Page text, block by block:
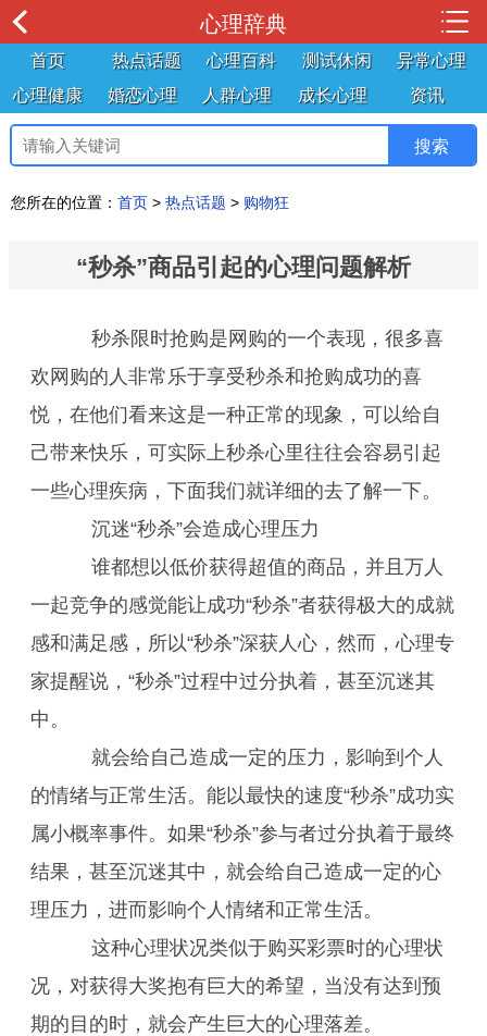
心理辞典
首页 热点话题 心理百科 测试休闲
异常心理
心理健康
婚恋心理 人群心理 成长心理 资讯
您所在的位置： 首页 > 热点话题 > 购物狂
“秒杀”商品引起的心理问题解析
秒杀限时抢购是网购的一个表现，很多喜
欢网购的人非常乐于享受秒杀和抢购成功的喜
悦，在他们看来这是一种正常的现象，可以给自
己带来快乐，可实际上秒杀心里往往会容易引起
一些心理疾病，下面我们就详细的去了解一下。
沉迷“秒杀”会造成心理压力
谁都想以低价获得超值的商品，并且万人
一起竞争的感觉能让成功“秒杀”者获得极大的成就
感和满足感，所以“秒杀”深获人心，然而，心理专
家提醒说，“秒杀”过程中过分执着，甚至沉迷其
中。
就会给自己造成一定的压力，影响到个人
的情绪与正常生活。能以最快的速度“秒杀”成功实
属小概率事件。如果“秒杀”参与者过分执着于最终
结果，甚至沉迷其中，就会给自己造成一定的心
理压力，进而影响个人情绪和正常生活。
这种心理状况类似于购买彩票时的心理状
况，对获得大奖抱有巨大的希望，当没有达到预
期的目的时，就会产生巨大的心理落差。